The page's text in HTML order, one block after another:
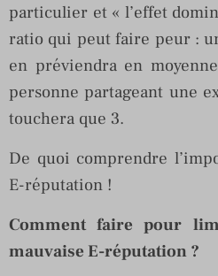
particulier et « l’effet
ratio qui peut faire peur :
en préviendra en
personne partageant une
touchera que 3.
De quoi comprendre
E-réputation !
Comment faire pour
mauvaise E-réputation ?